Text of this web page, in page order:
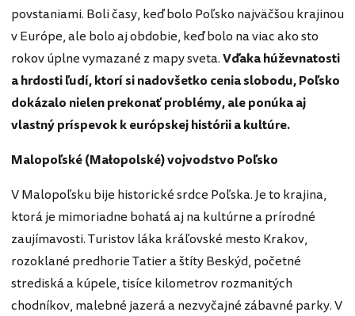
povstaniami. Boli časy, keď bolo Poľsko najväčšou krajinou
v Európe, ale bolo aj obdobie, keď bolo na viac ako sto
rokov úplne vymazané z mapy sveta.Vďaka húževnatosti
a hrdosti ľudí, ktorí si nadovšetko cenia slobodu, Poľsko
dokázalo nielen prekonať problémy, ale ponúka aj
vlastný príspevok k európskej histórii a kultúre.
Malopoľské (Małopolské) vojvodstvo Poľsko
V Malopoľsku bije historické srdce Poľska. Je to krajina,
ktorá je mimoriadne bohatá aj na kultúrne a prírodné
zaujímavosti. Turistov láka kráľovské mesto Krakov,
rozoklané predhorie Tatier a štíty Beskýd, početné
strediská a kúpele, tisíce kilometrov rozmanitých
chodníkov, malebné jazerá a nezvyčajné zábavné parky. V